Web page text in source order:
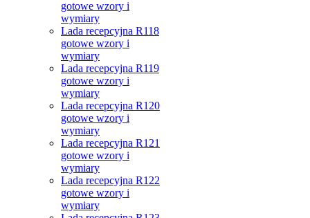
gotowe wzory i
wymiary
Lada recepcyjna R118
gotowe wzory i
wymiary
Lada recepcyjna R119
gotowe wzory i
wymiary
Lada recepcyjna R120
gotowe wzory i
wymiary
Lada recepcyjna R121
gotowe wzory i
wymiary
Lada recepcyjna R122
gotowe wzory i
wymiary